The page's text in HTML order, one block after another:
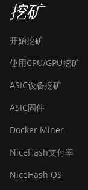
挖矿
开始挖矿
使用CPU/GPU挖矿
ASIC设备挖矿
ASIC固件
Docker Miner
NiceHash支付率
NiceHash OS